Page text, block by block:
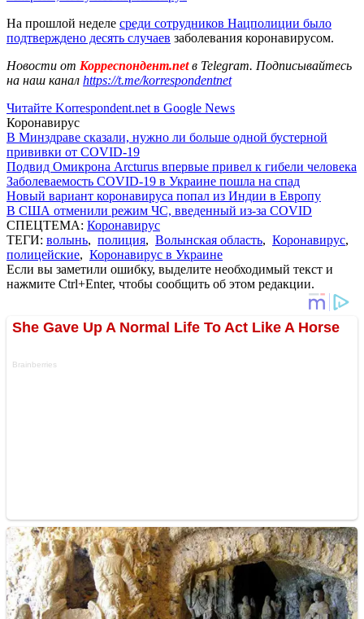
На прошлой неделе среди сотрудников Нацполиции было
подтверждено десять случаев заболевания коронавирусом.
Новости от Корреспондент.netв Telegram. Подписывайтесь
на наш канал https://t.me/korrespondentnet
Читайте Korrespondent.net в Google News
Коронавирус
В Минздраве сказали, нужно ли больше одной бустерной
прививки от COVID-19
Подвид Омикрона Arcturus впервые привел к гибели человека
Заболеваемость COVID-19 в Украине пошла на спад
Новый вариант коронавируса попал из Индии в Европу
В США отменили режим ЧС, введенный из-за COVID
СПЕЦТЕМА: Коронавирус
ТЕГИ: волынь, полиция, Волынская область, Коронавирус,
полицейские, Коронавирус в Украине
Если вы заметили ошибку, выделите необходимый текст и
нажмите Ctrl+Enter, чтобы сообщить об этом редакции.